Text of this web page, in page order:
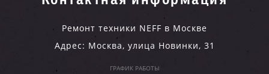
Ремонт техники NEFF в Москве
Адрес: Москва, улица Новинки, 31
ГРАФИК РАБОТЫ